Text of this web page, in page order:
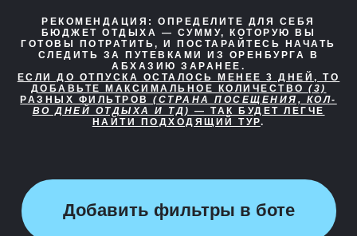
РЕКОМЕНДАЦИЯ:
ОПРЕДЕЛИТЕ ДЛЯ СЕБЯ
БЮДЖЕТ ОТДЫХА — СУММУ, КОТОРУЮ ВЫ
ГОТОВЫ ПОТРАТИТЬ, И ПОСТАРАЙТЕСЬ НАЧАТЬ
СЛЕДИТЬ ЗА ПУТЕВКАМИ ИЗ ОРЕНБУРГА В
АБХАЗИЮ ЗАРАНЕЕ.
ЕСЛИ ДО ОТПУСКА ОСТАЛОСЬ МЕНЕЕ 3 ДНЕЙ, ТО
ДОБАВЬТЕ МАКСИМАЛЬНОЕ КОЛИЧЕСТВО (3)
РАЗНЫХ ФИЛЬТРОВ(СТРАНА ПОСЕЩЕНИЯ, КОЛ-
ВО ДНЕЙ ОТДЫХА И ТД) — ТАК БУДЕТ ЛЕГЧЕ
НАЙТИ ПОДХОДЯЩИЙ ТУР.
Добавить фильтры в боте